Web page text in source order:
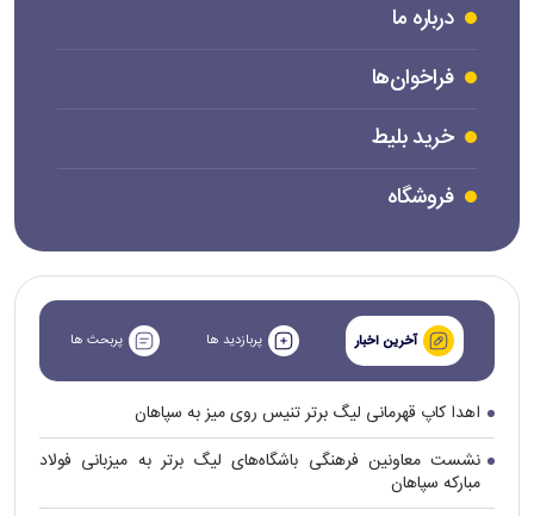
درباره ما
فراخوان‌ها
خرید بلیط
فروشگاه
آخرین اخبار پربازدید ها پربحث ها
اهدا کاپ قهرمانی لیگ برتر تنیس روی میز به سپاهان
نشست معاونین فرهنگی باشگاه‌های لیگ برتر به میزبانی فولاد
مبارکه سپاهان